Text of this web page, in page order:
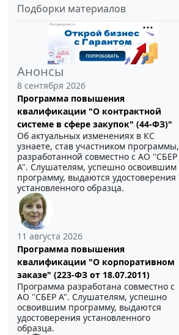
Подборки материалов
Анонсы
8 сентября 2026
Программа повышения
квалификации "О контрактной
системе в сфере закупок" (44-ФЗ)"
Об актуальных изменениях в КС
узнаете, став участником программы,
разработанной совместно с АО ''СБЕР
А". Слушателям, успешно освоившим
программу, выдаются удостоверения
установленного образца.
11 августа 2026
Программа повышения
квалификации "О корпоративном
заказе" (223-ФЗ от 18.07.2011)
Программа разработана совместно с
АО ''СБЕР А". Слушателям, успешно
освоившим программу, выдаются
удостоверения установленного
образца.